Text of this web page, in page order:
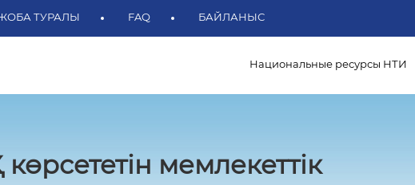
ТУРАЛЫ FAQ БАЙЛАНЫС
Национальные ресурсы НТИ
мемлекеттік